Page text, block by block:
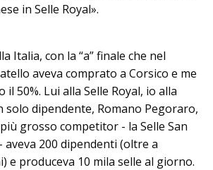
in Selle Royal».
Italia, con la “a” finale che nel
aveva comprato a Corsico e me
il 50%. Lui alla Selle Royal, io alla
solo dipendente, Romano Pegoraro,
grosso competitor - la Selle San
aveva 200 dipendenti (oltre a
e produceva 10 mila selle al giorno.